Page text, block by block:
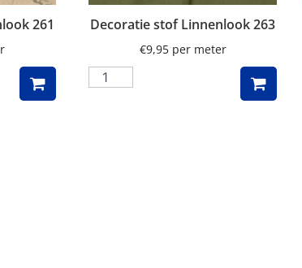
261 Decoratie stof Linnenlook 263
€9,95 per meter